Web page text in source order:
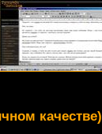
качестве)